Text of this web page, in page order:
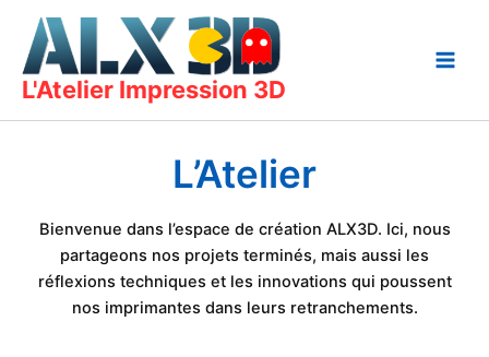
contenu
L'Atelier Impression 3D
L’Atelier
Bienvenue dans l’espace de création ALX3D. Ici, nous
partageons nos projets terminés, mais aussi les
réflexions techniques et les innovations qui poussent
nos imprimantes dans leurs retranchements.